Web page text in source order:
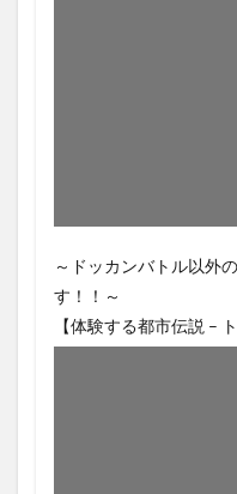
～ドッカンバトル以外
す！！～
【体験する都市伝説 –